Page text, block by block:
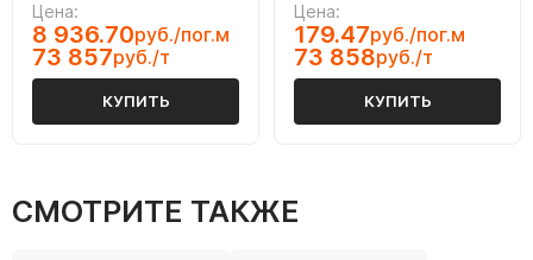
Цена:
8 936.70руб./пог.м
73 857руб./т
КУПИТЬ
Цена:
179.47руб./пог.м
73 858руб./т
КУПИТЬ
СМОТРИТЕ ТАКЖЕ